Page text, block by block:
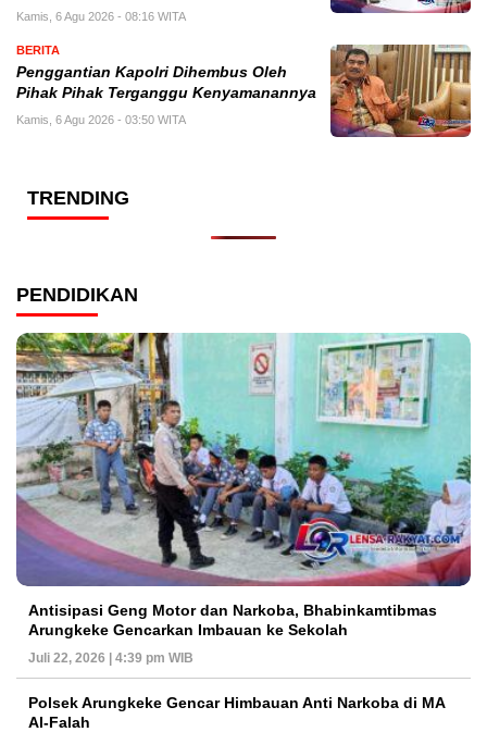
Kamis, 6 Agu 2026 - 08:16 WITA
BERITA
Penggantian Kapolri Dihembus Oleh
Pihak Pihak Terganggu Kenyamanannya
Kamis, 6 Agu 2026 - 03:50 WITA
TRENDING
PENDIDIKAN
Antisipasi Geng Motor dan Narkoba, Bhabinkamtibmas
Arungkeke Gencarkan Imbauan ke Sekolah
Juli 22, 2026 | 4:39 pm WIB
Polsek Arungkeke Gencar Himbauan Anti Narkoba di MA
Al-Falah